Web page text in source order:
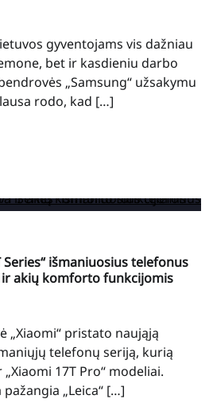
gyventojams vis dažniau
bet ir kasdieniu darbo
„Samsung“ užsakymu
rodo, kad […]
Series“ išmaniuosius telefonus
ir akių komforto funkcijomis
„Xiaomi“ pristato naująją
telefonų seriją, kurią
17T Pro“ modeliai.
„Leica“ […]